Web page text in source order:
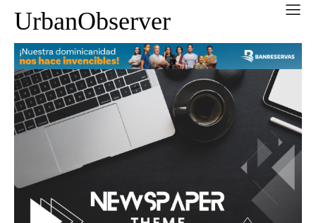
UrbanObserver